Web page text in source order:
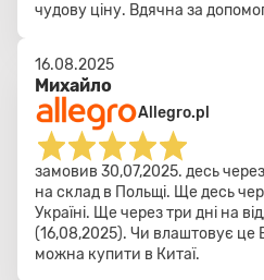
чудову ціну. Вдячна за
Михайло
16.08.2025
Allegro.pl
замовив 30,07,2025. десь
на склад в Польщі. Ще десь
Україні. Ще через три дні на
(16,08,2025). Чи влаштовує це
можна купити в Китаї.